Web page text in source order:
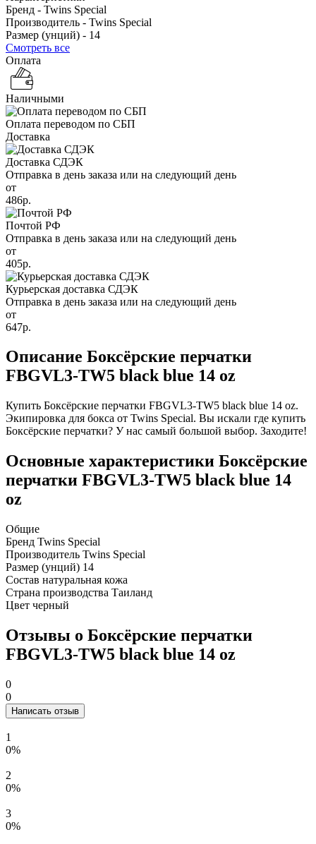
Бренд - Twins Special
Производитель - Twins Special
Размер (унций) - 14
Смотреть все
Оплата
Наличными
Оплата переводом по СБП
Доставка
Доставка СДЭК
Отправка в день заказа или на следующий день
от
486р.
Почтой РФ
Отправка в день заказа или на следующий день
от
405р.
Курьерская доставка СДЭК
Отправка в день заказа или на следующий день
от
647р.
Описание Боксёрские перчатки
FBGVL3-TW5 black blue 14 oz
Купить Боксёрские перчатки FBGVL3-TW5 black blue 14 oz.
Экипировка для бокса от Twins Special. Вы искали где купить
Боксёрские перчатки? У нас самый большой выбор. Заходите!
Основные характеристики Боксёрские
перчатки FBGVL3-TW5 black blue 14
oz
Общие
Бренд Twins Special
Производитель Twins Special
Размер (унций) 14
Состав натуральная кожа
Страна производства Таиланд
Цвет черный
Отзывы о Боксёрские перчатки
FBGVL3-TW5 black blue 14 oz
0
0
Написать отзыв
1
0%
2
0%
3
0%